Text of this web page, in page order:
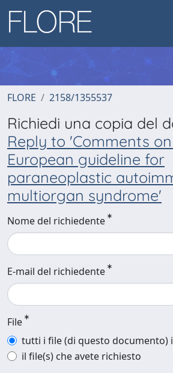
FLORE 2158/1355537
Richiedi una copia del
Reply to 'Comments
European guideline for
paraneoplastic
multiorgan syndrome'
Nome del richiedente
E-mail del richiedente
File
tutti i file (di questo documento)
il file(s) che avete richiesto